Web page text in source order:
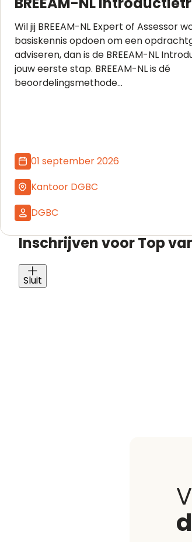
Wil jij BREEAM-NL Expert of Assessor
basiskennis opdoen om een
adviseren, dan is de BREEAM-NL
jouw eerste stap. BREEAM-NL is dé
beoordelingsmethode...
01 september 2026
Kantoor DGBC
DGBC
Inschrijven voor Top
Sluit